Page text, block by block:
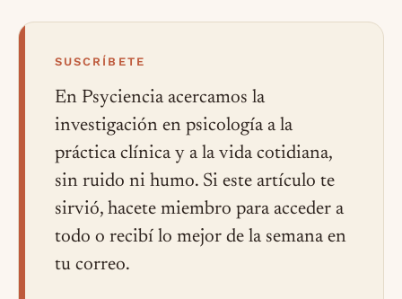
SUSCRÍBETE
En Psyciencia acercamos la
investigación en psicología a la
práctica clínica y a la vida cotidiana,
sin ruido ni humo. Si este artículo te
sirvió, hacete miembro para acceder a
todo o recibí lo mejor de la semana en
tu correo.